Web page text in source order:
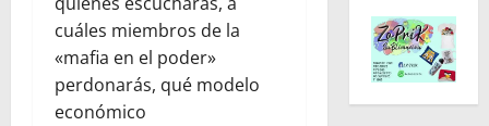
cuáles miembros de la
«mafia en el poder»
perdonarás, qué modelo
económico